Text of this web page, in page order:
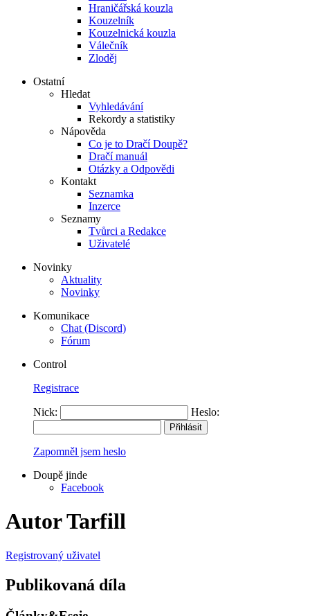
Hraničářská kouzla
Kouzelník
Kouzelnická kouzla
Válečník
Zloděj
Ostatní
Hledat
Vyhledávání
Rekordy a statistiky
Nápověda
Co je to Dračí Doupě?
Dračí manuál
Otázky a Odpovědi
Kontakt
Seznamka
Inzerce
Seznamy
Tvůrci a Redakce
Uživatelé
Novinky
Aktuality
Novinky
Komunikace
Chat (Discord)
Fórum
Control
Registrace
Nick: Heslo:
Zapomněl jsem heslo
Doupě jinde
Facebook
Autor Tarfill
Registrovaný uživatel
Publikovaná díla